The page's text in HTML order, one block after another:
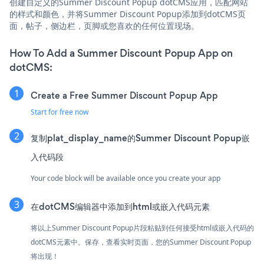
的样式和颜色，并将Summer Discount Popup添加到dotCMS页
面，帖子，侧边栏，页脚或您喜欢的任何位置现场。
How To Add a Summer Discount Popup App on
dotCMS:
Create a Free Summer Discount Popup App
Start for free now
复制plat_display_name的Summer Discount Popup嵌
入代码段
Your code block will be available once you create your app
在dotCMS编辑器中添加到html或嵌入代码元素
将以上Summer Discount Popup片段粘贴到任何接受html或嵌入代码的
dotCMS元素中。保存，查看实时页面，您的Summer Discount Popup
将出现！